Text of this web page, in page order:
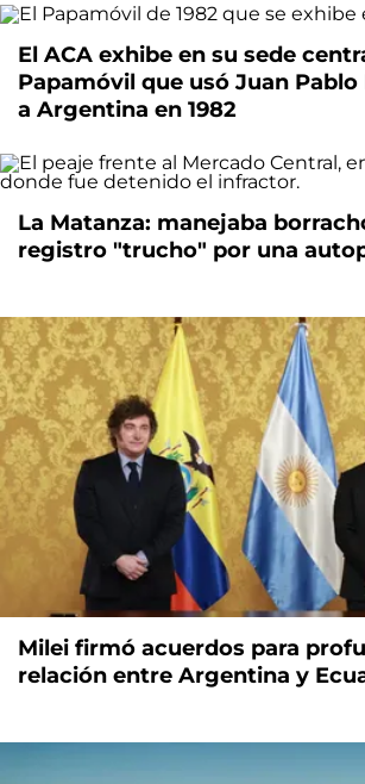
El ACA exhibe en su sede
Papamóvil que usó Juan
a Argentina en 1982
La Matanza: manejaba
registro "trucho" por una
Milei firmó acuerdos para
relación entre Argentina y